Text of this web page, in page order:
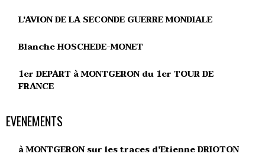
L'AVION DE LA SECONDE GUERRE MONDIALE
Blanche HOSCHEDE-MONET
1er DEPART à MONTGERON du 1er TOUR DE
FRANCE
EVENEMENTS
à MONTGERON sur les traces d'Etienne DRIOTON